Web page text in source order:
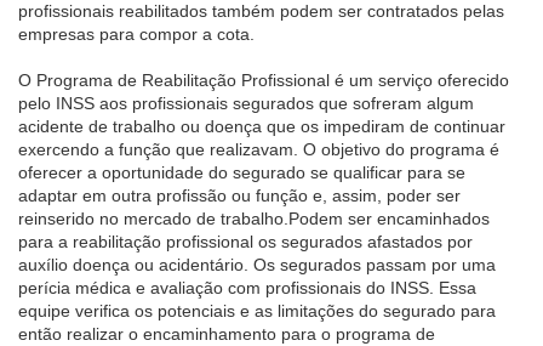
profissionais reabilitados também podem ser contratados pelas
empresas para compor a cota.
O Programa de Reabilitação Profissional é um serviço oferecido
pelo INSS aos profissionais segurados que sofreram algum
acidente de trabalho ou doença que os impediram de continuar
exercendo a função que realizavam. O objetivo do programa é
oferecer a oportunidade do segurado se qualificar para se
adaptar em outra profissão ou função e, assim, poder ser
reinserido no mercado de trabalho. Podem ser encaminhados
para a reabilitação profissional os segurados afastados por
auxílio doença ou acidentário. Os segurados passam por uma
perícia médica e avaliação com profissionais do INSS. Essa
equipe verifica os potenciais e as limitações do segurado para
então realizar o encaminhamento para o programa de